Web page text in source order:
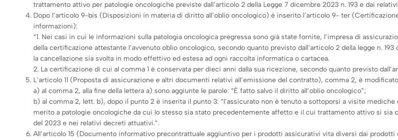
trattamento attivo per patologie oncologiche previste dall’articolo 2 della Legge 7 dicembre 2023 n. 193 e dai
Dopo l’articolo 9-bis (Disposizioni in materia di diritto all’oblio oncologico) è inserito l’articolo 9- ter
informazioni):
“1. Nei casi in cui le informazioni sulla patologia oncologica pregressa sono già state fornite, l’impresa di
della certificazione attestante l’avvenuto oblio oncologico, secondo quanto previsto dall’articolo 2 della legge n.
la cancellazione sia svolta in modo effettivo ed estesa ad ogni raccolta informatica o cartacea.
2. La certificazione di cui al comma 1 è conservata per dieci anni dalla sua ricezione, secondo quanto previsto
L’articolo 11 (Proposta di assicurazione e altri documenti relativi all’emissione del contratto), comma 2, è
a) al comma 2, alla fine della lettera a) sono aggiunte le parole: “È fatto salvo il diritto all’oblio oncologico”;
b) al comma 2, lett. b), dopo il punto 2 è inserita il punto 3: “l’assicurato non è tenuto a sottoporsi a visite
merito a patologie oncologiche da cui lo stesso sia stato precedentemente affetto e il cui trattamento attivo si sia
del 2023 e nei relativi decreti attuativi.”.
All’articolo 15 (Documento informativo precontrattuale aggiuntivo per i prodotti assicurativi vita diversi dai